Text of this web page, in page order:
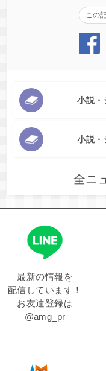
この
小説・
小説・
全ニ
最新の情報を
配信しています！
お友達登録は
@amg_pr